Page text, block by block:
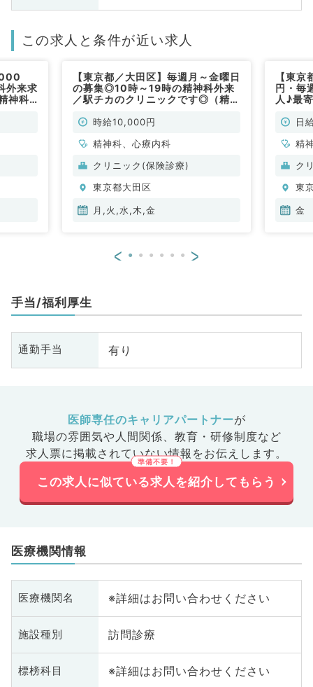
この求人と条件が近い求人
外来求
神科
【東京都／大田区】毎週月～金曜日
の募集◎10時～19時の精神科外来
／駅チカのクリニックです◎（精神
時給10,000円
精神科、心療内科
クリニック(保険診療)
東京都大田区
月,火,水,木,金
【東
円・毎
人♪最
見（日
精
ク
東
金
< >
手当/福利厚生
通勤手当 有り
医師専任のキャリアパートナーが
職場の雰囲気や人間関係、 教育・研修制度など
求人票に掲載されていない情報をお伝えします。
この求人に似ている求人を紹介してもらう
医療機関情報
医療機関名 ※詳細はお問い合わせください
施設種別 訪問診療
標榜科目 ※詳細はお問い合わせください